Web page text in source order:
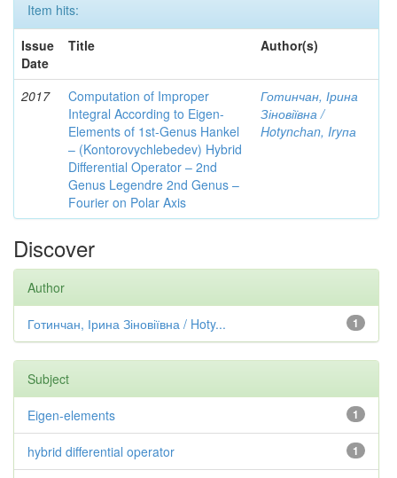
Item hits:
Issue
Date
Title Author(s)
2017
Computation of Improper
Integral According to Eigen-
Elements of 1st-Genus Hankel
– (Kontorovychlebedev) Hybrid
Differential Operator – 2nd
Genus Legendre 2nd Genus –
Fourier on Polar Axis
Готинчан, Ірина
Зіновіївна /
Hotynсhаn, Iryпа
Discover
Author
1
Готинчан, Ірина Зіновіївна / Hoty...
Subject
1
Eigen-elements
1
hybrid differential operator